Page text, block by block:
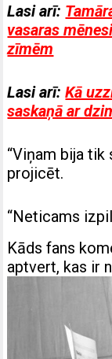
Lasi arī:
vasaras
zīmēm
Lasi arī:Kā
saskaņā ar
“Viņam bija tik
projicēt.
“Neticams
Kāds fans
aptvert, kas ir